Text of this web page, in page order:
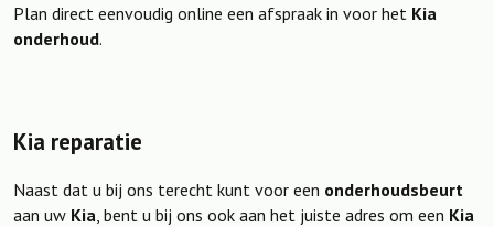
Plan direct eenvoudig online een afspraak in voor het Kia
onderhoud.
Kia reparatie
Naast dat u bij ons terecht kunt voor een onderhoudsbeurt
aan uw Kia , bent u bij ons ook aan het juiste adres om een Kia